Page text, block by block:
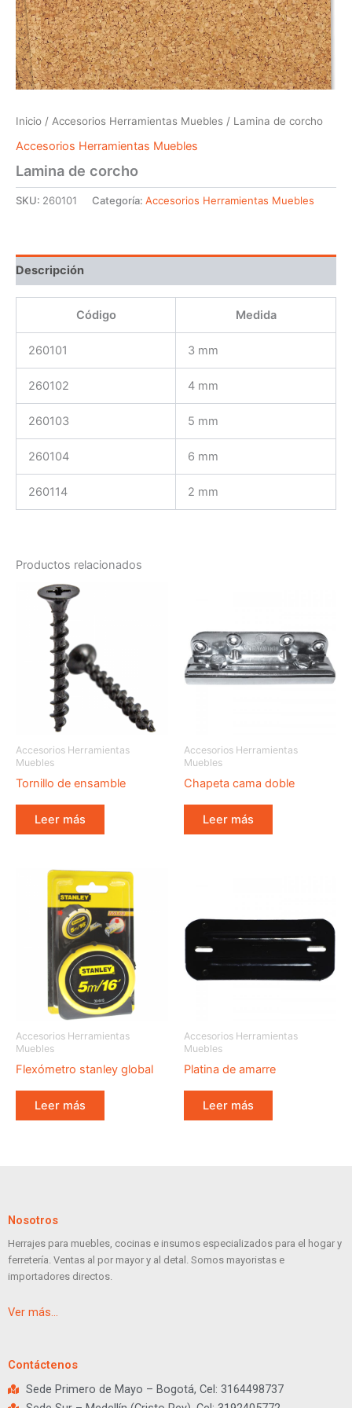
Inicio / Accesorios Herramientas Muebles / Lamina de corcho
Accesorios Herramientas Muebles
Lamina de corcho
SKU: 260101 Categoría: Accesorios Herramientas Muebles
Descripción
Código Medida
260101 3 mm
260102 4 mm
260103 5 mm
260104 6 mm
260114 2 mm
Productos relacionados
Accesorios Herramientas
Muebles
Tornillo de ensamble
Leer más
Accesorios Herramientas
Muebles
Chapeta cama doble
Leer más
Accesorios Herramientas
Muebles
Flexómetro stanley global
Leer más
Accesorios Herramientas
Muebles
Platina de amarre
Leer más
Nosotros
Herrajes para muebles, cocinas e insumos especializados para el hogar y
ferretería. Ventas al por mayor y al detal. Somos mayoristas e
importadores directos.
Ver más…
Contáctenos
Sede Primero de Mayo – Bogotá, Cel: 3164498737